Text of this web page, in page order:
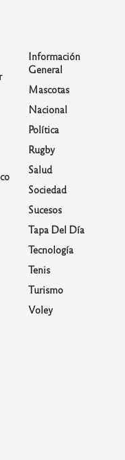
Información
General
Mascotas
Nacional
Política
Rugby
Salud
Sociedad
Sucesos
Tapa Del Día
Tecnología
Tenis
Turismo
Voley